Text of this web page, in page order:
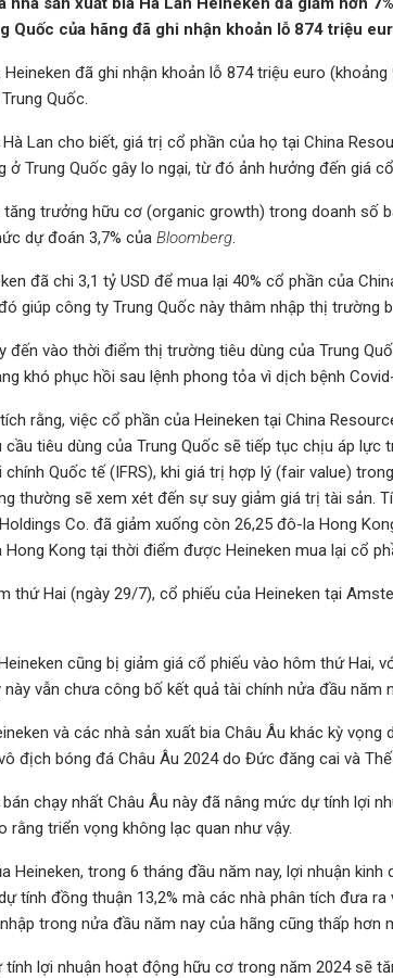
Quốc của hãng đã ghi nhận khoản lỗ 874 triệu
Heineken đã ghi nhận khoản lỗ 874 triệu euro
Quốc.
Lan cho biết, giá trị cổ phần của họ tại China
ở Trung Quốc gây lo ngại, từ đó ảnh hưởng đến giá
tăng trưởng hữu cơ (organic growth) trong doanh số
dự đoán 3,7% của Bloomberg.
đã chi 3,1 tỷ USD để mua lại 40% cổ phần của
giúp công ty Trung Quốc này thâm nhập thị trường
đến vào thời điểm thị trường tiêu dùng của Trung
khó phục hồi sau lệnh phong tỏa vì dịch bệnh
rằng, việc cổ phần của Heineken tại China
cầu tiêu dùng của Trung Quốc sẽ tiếp tục chịu áp
Quốc tế (IFRS), khi giá trị hợp lý (fair value)
thường sẽ xem xét đến sự suy giảm giá trị tài sản.
Co. đã giảm xuống còn 26,25 đô-la Hong
Kong tại thời điểm được Heineken mua lại cổ
thứ Hai (ngày 29/7), cổ phiếu của Heineken tại
cũng bị giảm giá cổ phiếu vào hôm thứ Hai,
này vẫn chưa công bố kết quả tài chính nửa đầu năm
và các nhà sản xuất bia Châu Âu khác kỳ
địch bóng đá Châu Âu 2024 do Đức đăng cai và
chạy nhất Châu Âu này đã nâng mức dự tính lợi
rằng triển vọng không lạc quan như vậy.
Heineken, trong 6 tháng đầu năm nay, lợi nhuận
tính đồng thuận 13,2% mà các nhà phân tích đưa
trong nửa đầu năm nay của hãng cũng thấp
tính lợi nhuận hoạt động hữu cơ trong năm 2024 sẽ